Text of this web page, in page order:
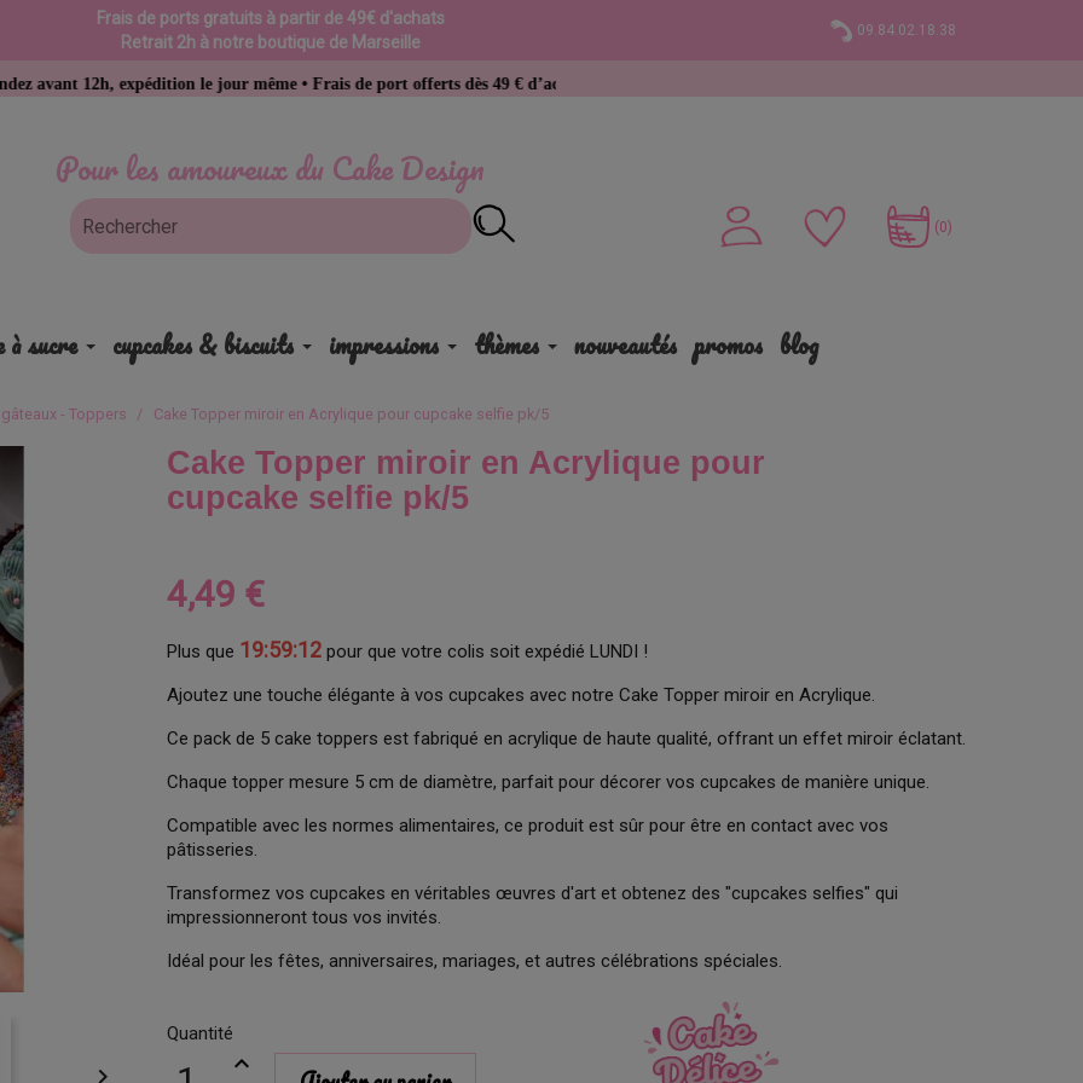
Frais de ports gratuits à partir de 49€ d'achats
Retrait 2h à notre boutique de Marseille
09.84.02.18.38
Pour les amoureux du Cake Design
expédition le jour même • Frais de port offerts dès 49 € d’achat
(0)
à sucre cupcakes & biscuits impressions thèmes nouveautés promos blog
- Toppers Cake Topper miroir en Acrylique pour cupcake selfie pk/5

Cake Topper miroir en Acrylique pour
cupcake selfie pk/5
4,49 €
Plus que 19:59:11 pour que votre colis soit expédié LUNDI !
Ajoutez une touche élégante à vos cupcakes avec notre Cake Topper miroir en Acrylique.
Ce pack de 5 cake toppers est fabriqué en acrylique de haute qualité, offrant un effet miroir éclatant.
Chaque topper mesure 5 cm de diamètre, parfait pour décorer vos cupcakes de manière unique.
Compatible avec les normes alimentaires, ce produit est sûr pour être en contact avec vos
pâtisseries.
Transformez vos cupcakes en véritables œuvres d'art et obtenez des "cupcakes selfies" qui
impressionneront tous vos invités.
Idéal pour les fêtes, anniversaires, mariages, et autres célébrations spéciales.
Quantité